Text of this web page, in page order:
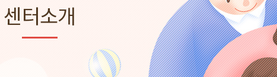
기관연혁
사례관리지원사업
정책기획사업
참여후기
보도자료
자유게시판
온라인상담
센터일정안내
센터소개